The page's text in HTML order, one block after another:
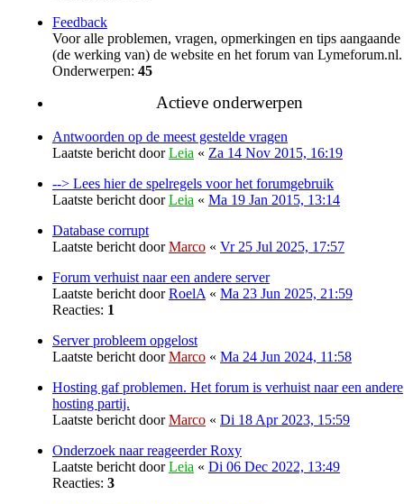
Feedback
Voor alle problemen, vragen, opmerkingen en tips aangaande
(de werking van) de website en het forum van Lymeforum.nl.
Onderwerpen: 45
Actieve onderwerpen
Antwoorden op de meest gestelde vragen
Laatste bericht doorLeia « Za 14 Nov 2015, 16:19
--> Lees hier de spelregels voor het forumgebruik
Laatste bericht doorLeia « Ma 19 Jan 2015, 13:14
Database corrupt
Laatste bericht doorMarco « Vr 25 Jul 2025, 17:57
Forum verhuist naar een andere server
Laatste bericht doorRoelA « Ma 23 Jun 2025, 21:59
Reacties: 1
Server probleem opgelost
Laatste bericht doorMarco « Ma 24 Jun 2024, 11:58
Hosting gaf problemen. Het forum is verhuist naar een andere
hosting partij.
Laatste bericht doorMarco « Di 18 Apr 2023, 15:59
Onderzoek naar reageerder Roxy
Laatste bericht doorLeia « Di 06 Dec 2022, 13:49
Reacties: 3